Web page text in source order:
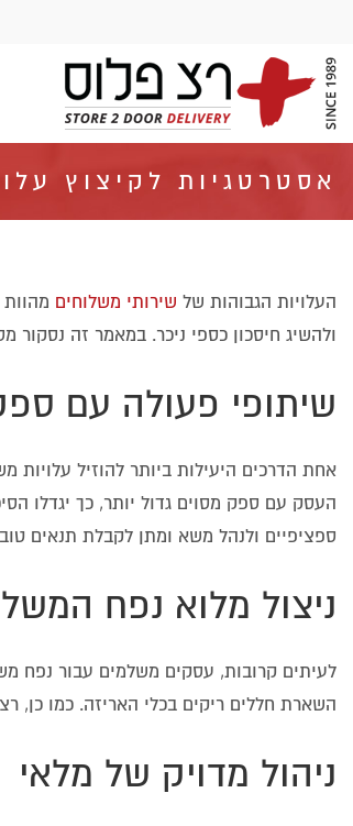
אסטרטגיות לקיצוץ
העלויות הגבוהות של שירותי משלוחים
ולהשיג חיסכון כספי ניכר. במאמר זה נסקור
שיתופי פעולה עם
אחת הדרכים היעילות ביותר להוזיל
העסק עם ספק מסוים גדול יותר, כך יגדלו
ספציפיים ולנהל משא ומתן לקבלת תנאים
ניצול מלוא נפח
לעיתים קרובות, עסקים משלמים עבור נפח
השארת חללים ריקים בכלי האריזה. כמו כן,
ניהול מדויק של מלאי